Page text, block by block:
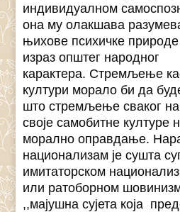
индивидуалном
она му олакшава
њихове психичке природе
израз општег народног
карактера. Стремљење
култури морало би да
што стремљење сваког
своје самобитне културе
морално оправдање.
национализам је сушта
имитаторском
или ратоборном
,,мајушна сујета која